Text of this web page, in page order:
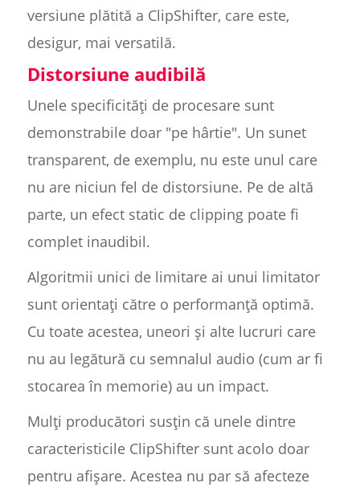
versiune plătită a ClipShifter, care este,
desigur, mai versatilă.
Distorsiune audibilă
Unele specificități de procesare sunt
demonstrabile doar "pe hârtie". Un sunet
transparent, de exemplu, nu este unul care
nu are niciun fel de distorsiune. Pe de altă
parte, un efect static de clipping poate fi
complet inaudibil.
Algoritmii unici de limitare ai unui limitator
sunt orientați către o performanță optimă.
Cu toate acestea, uneori și alte lucruri care
nu au legătură cu semnalul audio (cum ar fi
stocarea în memorie) au un impact.
Mulți producători susțin că unele dintre
caracteristicile ClipShifter sunt acolo doar
pentru afișare. Acestea nu par să afecteze